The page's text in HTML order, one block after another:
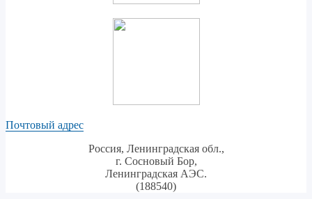
Почтовый адрес
Россия, Ленинградская обл.,
г. Сосновый Бор,
Ленинградская АЭС.
(188540)